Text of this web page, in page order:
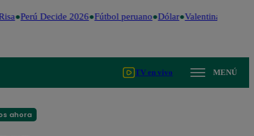
Perú Decide 2026 Fútbol peruano Dólar Valentina Valiente
TV en vivo MENÚ
ahora